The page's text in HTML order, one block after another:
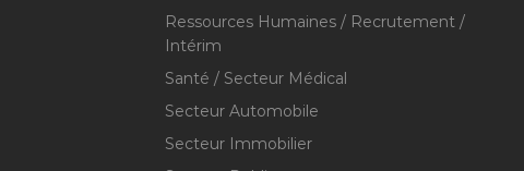
Ressources Humaines / Recrutement /
Intérim
Santé / Secteur Médical
Secteur Automobile
Secteur Immobilier